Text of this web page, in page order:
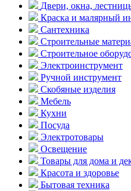
Двери, окна,
Краска и малярный
Сантехника
Строительные
Строительное
Электроинструмент
Ручной инструмент
Скобяные изделия
Мебель
Кухни
Посуда
Электротовары
Освещение
Товары для дома и
Красота и здоровье
Бытовая техника